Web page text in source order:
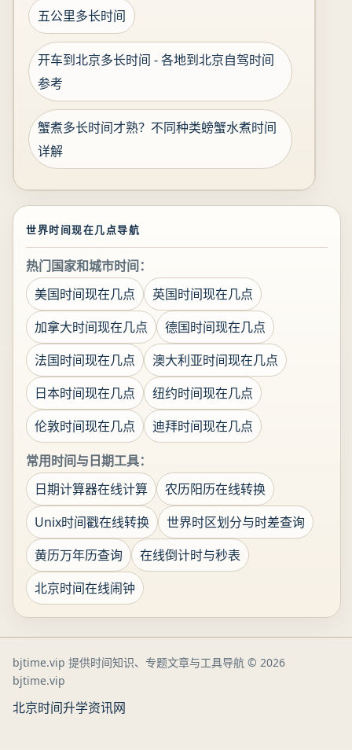
五公里多长时间
开车到北京多长时间 - 各地到北京自驾时间
参考
蟹煮多长时间才熟？不同种类螃蟹水煮时间
详解
世界时间现在几点导航
热门国家和城市时间：
美国时间现在几点
英国时间现在几点
加拿大时间现在几点
德国时间现在几点
法国时间现在几点
澳大利亚时间现在几点
日本时间现在几点
纽约时间现在几点
伦敦时间现在几点
迪拜时间现在几点
常用时间与日期工具：
日期计算器在线计算
农历阳历在线转换
Unix时间戳在线转换
世界时区划分与时差查询
黄历万年历查询
在线倒计时与秒表
北京时间在线闹钟
bjtime.vip 提供时间知识、专题文章与工具导航 © 2026
bjtime.vip
北京时间升学资讯网